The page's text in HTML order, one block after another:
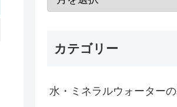
カテゴリー
水・ミネラルウォーター